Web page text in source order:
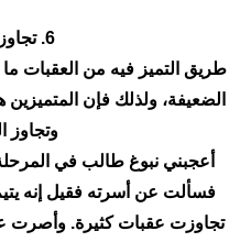
6. تجاوز العقبات:
طريق التميز فيه من العقبات ما
الضعيفة، ولذلك فإن
وتجاوز
أعجبني نبوغ طالب في
فسألت عن أسرته فقيل إنه
تجاوزت عقبات كثيرة. وأصرت